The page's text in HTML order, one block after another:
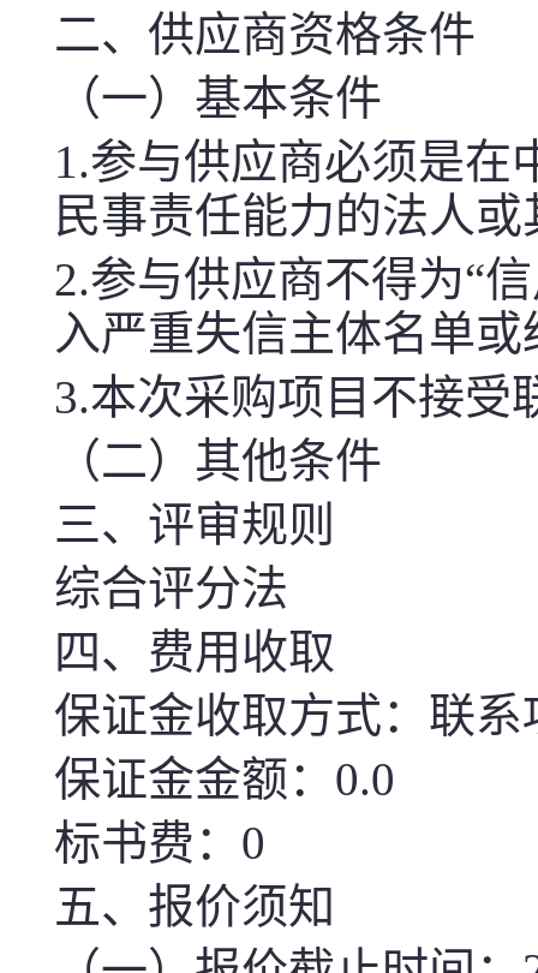
二、供应商资格条件
（一）基本条件
1.参与供应商必须是在
民事责任能力的法人
2.参与供应商不得为“
入严重失信主体名单
3.本次采购项目不接受
（二）其他条件
三、评审规则
综合评分法
四、费用收取
保证金收取方式：联系
保证金金额：0.0
标书费：0
五、报价须知